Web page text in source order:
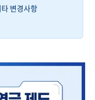
변경사항